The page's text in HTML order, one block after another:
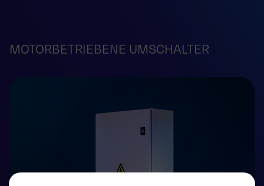
MOTORBETRIEBENE UMSCHALTER